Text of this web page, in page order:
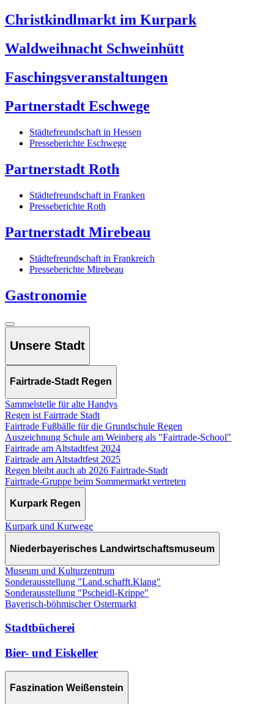
Christkindlmarkt im Kurpark
Waldweihnacht Schweinhütt
Faschingsveranstaltungen
Partnerstadt Eschwege
Städtefreundschaft in Hessen
Presseberichte Eschwege
Partnerstadt Roth
Städtefreundschaft in Franken
Presseberichte Roth
Partnerstadt Mirebeau
Städtefreundschaft in Frankreich
Presseberichte Mirebeau
Gastronomie
Unsere Stadt
Fairtrade-Stadt Regen
Sammelstelle für alte Handys
Regen ist Fairtrade Stadt
Fairtrade Fußbälle für die Grundschule Regen
Auszeichnung Schule am Weinberg als "Fairtrade-School"
Fairtrade am Altstadtfest 2024
Fairtrade am Altstadtfest 2025
Regen bleibt auch ab 2026 Fairtrade-Stadt
Fairtrade-Gruppe beim Sommermarkt vertreten
Kurpark Regen
Kurpark und Kurwege
Niederbayerisches Landwirtschaftsmuseum
Museum und Kulturzentrum
Sonderausstellung "Land.schafft.Klang"
Sonderausstellung "Pscheidl-Krippe"
Bayerisch-böhmischer Ostermarkt
Stadtbücherei
Bier- und Eiskeller
Faszination Weißenstein